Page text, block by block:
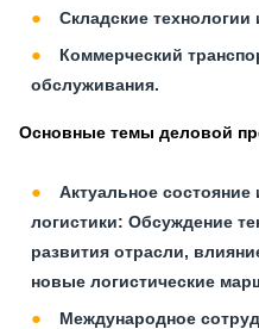
Складские
Коммерческий
обслуживания.
Основные темы деловой
Актуальное
логистики: Обсуждение
развития отрасли,
новые логистические
Международное